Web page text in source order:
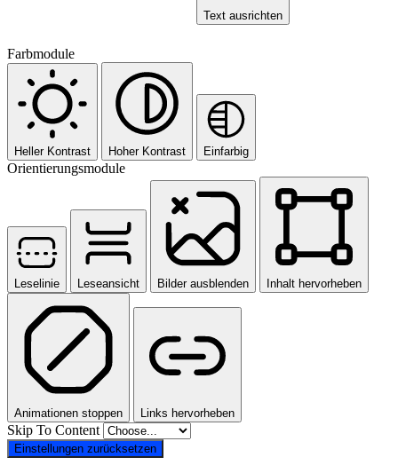
Text ausrichten
Farbmodule
Heller Kontrast Hoher Kontrast Einfarbig
Orientierungsmodule
Leselinie Leseansicht Bilder ausblenden Inhalt hervorheben
Animationen stoppen Links hervorheben
Skip To Content
Einstellungen zurücksetzen